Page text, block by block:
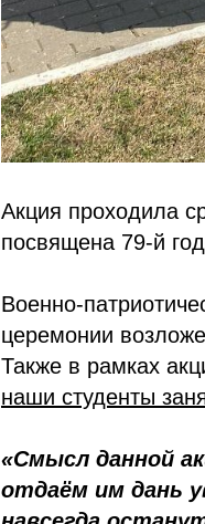
Акция проходила
посвящена 79-й
Военно-
церемонии
Также в рамках
наши студенты
«Смысл данной
отдаём им дань